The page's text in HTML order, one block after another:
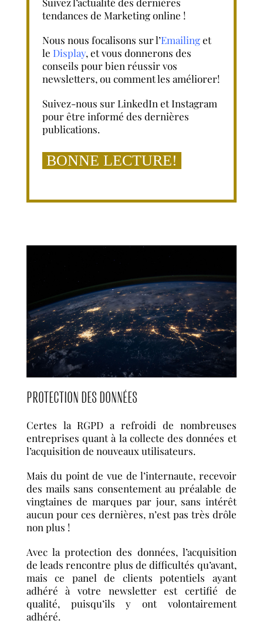
Español
Suivez l’actualité des dernières
tendances de Marketing online !
Nous nous focalisons sur l’Emailinget
le Display, et vous donnerons des
conseils pour bien réussir vos
newsletters, ou comment les améliorer!
Suivez-nous sur LinkedIn et Instagram
pour être informé des dernières
publications.
BONNE LECTURE!
PROTECTION DES DONNÉES
Certes la RGPD a refroidi de nombreuses
entreprises quant à la collecte des données et
l’acquisition de nouveaux utilisateurs.
Mais du point de vue de l’internaute, recevoir
des mails sans consentement au préalable de
vingtaines de marques par jour, sans intérêt
aucun pour ces dernières, n’est pas très drôle
non plus !
Avec la protection des données, l’acquisition
de leads rencontre plus de difficultés qu’avant,
mais ce panel de clients potentiels ayant
adhéré à votre newsletter est certifié de
qualité, puisqu’ils y ont volontairement
adhéré.